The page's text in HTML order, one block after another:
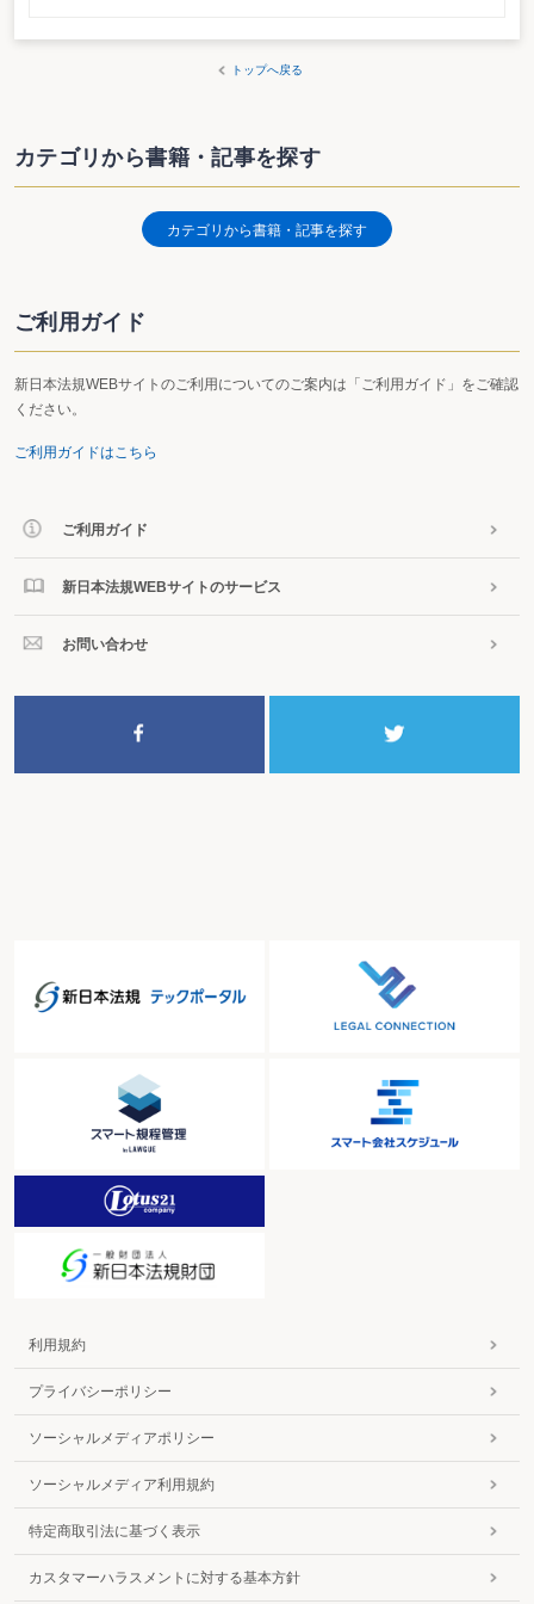
トップへ戻る
カテゴリから書籍・記事を探す
カテゴリから書籍・記事を探す
ご利用ガイド
新日本法規WEBサイトのご利用についてのご案内は「ご利用ガイド」をご確認
ください。
ご利用ガイドはこちら
ご利用ガイド
新日本法規WEBサイトのサービス
お問い合わせ
利用規約
プライバシーポリシー
ソーシャルメディアポリシー
ソーシャルメディア利用規約
特定商取引法に基づく表示
カスタマーハラスメントに対する基本方針